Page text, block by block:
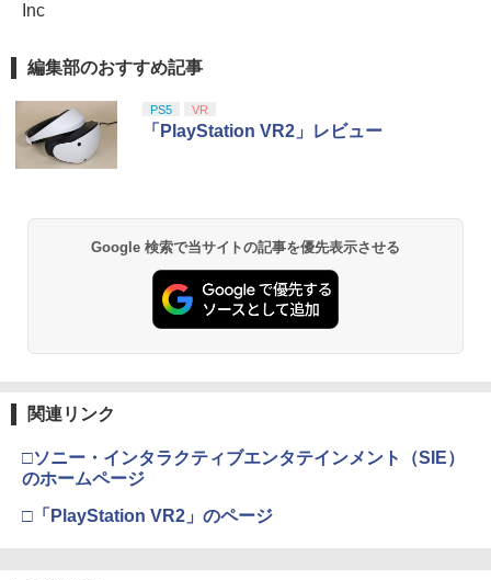
Inc
編集部のおすすめ記事
PS5 VR
「PlayStation VR2」レビュー
Google 検索で当サイトの記事を優先表示させる
関連リンク
□ソニー・インタラクティブエンタテインメント（SIE）
のホームページ
□「PlayStation VR2」のページ